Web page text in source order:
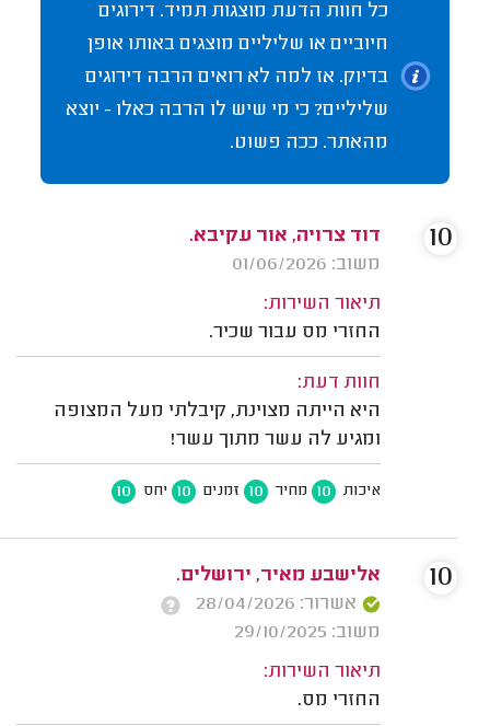
כל חוות הדעת מוצגות תמיד. דירוגים
חיוביים או שליליים מוצגים באותו אופן
בדיוק. אז למה לא רואים הרבה דירוגים
שליליים? כי מי שיש לו הרבה כאלו - יוצא
מהאתר. ככה פשוט.
דוד צרויה, אור עקיבא.
משוב: 01/06/2026
תיאור השירות:
החזרי מס עבור שכיר.
חוות דעת:
היא הייתה מצוינת, קיבלתי מעל המצופה
ומגיע לה עשר מתוך עשר!
איכות 10 מחיר 10 זמנים 10 יחס 10
10
אלישבע מאיר, ירושלים.
אשרור: 28/04/2026
משוב: 29/10/2025
תיאור השירות:
החזרי מס.
10